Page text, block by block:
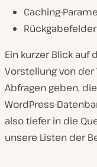
Caching-
Ein kurzer Blick auf
Vorstellung von
Abfragen geben,
WordPress-
also tiefer in die
unsere Listen der